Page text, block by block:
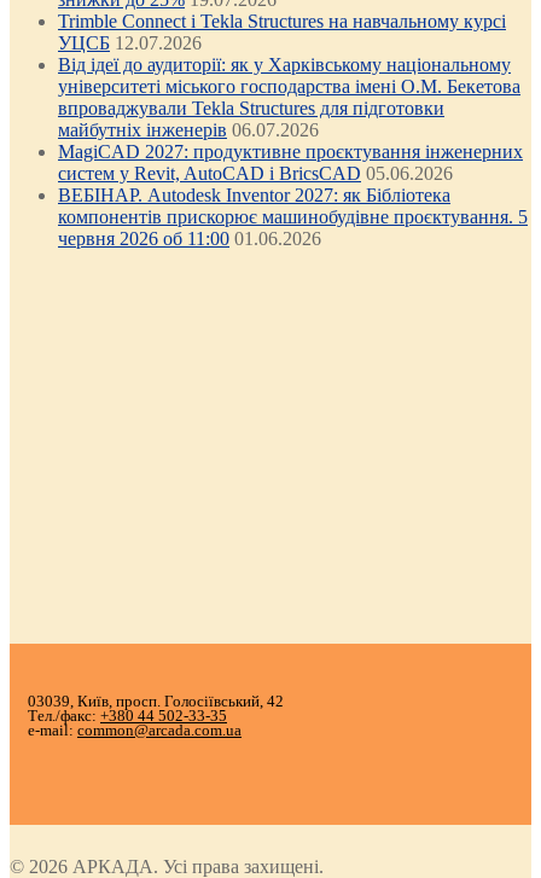
Trimble Connect і Tekla Structures на навчальному курсі
УЦСБ 12.07.2026
Від ідеї до аудиторії: як у Харківському національному
університеті міського господарства імені О.М. Бекетова
впроваджували Tekla Structures для підготовки
майбутніх інженерів 06.07.2026
MagiCAD 2027: продуктивне проєктування інженерних
систем у Revit, AutoCAD і BricsCAD 05.06.2026
ВЕБІНАР. Autodesk Inventor 2027: як Бібліотека
компонентів прискорює машинобудівне проєктування. 5
червня 2026 об 11:00 01.06.2026
03039, Київ, просп. Голосіївський, 42
Тел./факс: +380 44 502-33-35
e-mail: common@arcada.com.ua
© 2026 АРКАДА. Усі права захищені.